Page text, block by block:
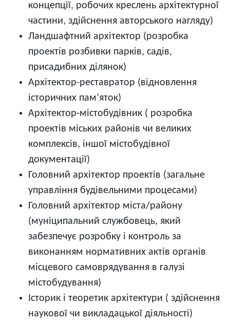
концепції, робочих креслень архітектурної
частини, здійснення авторського нагляду)
Ландшафтний архітектор (розробка
проектів розбивки парків, садів,
присадибних ділянок)
Архітектор-реставратор (відновлення
історичних пам’яток)
Архітектор-містобудівник ( розробка
проектів міських районів чи великих
комплексів, іншої містобудівної
документації)
Головний архітектор проектів (загальне
управління будівельними процесами)
Головний архітектор міста/району
(муніципальний службовець, який
забезпечує розробку і контроль за
виконанням нормативних актів органів
місцевого самоврядування в галузі
містобудування)
Історик і теоретик архітектури ( здійснення
наукової чи викладацької діяльності)